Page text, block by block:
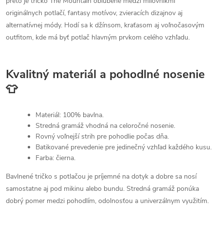
originálnych potlačí, fantasy motívov, zvieracích dizajnov aj
alternatívnej módy. Hodí sa k džínsom, kraťasom aj voľnočasovým
outfitom, kde má byť potlač hlavným prvkom celého vzhľadu.
Kvalitný materiál a pohodlné nosenie
👕
Materiál: 100% bavlna.
Stredná gramáž vhodná na celoročné nosenie.
Rovný voľnejší strih pre pohodlie počas dňa.
Batikované prevedenie pre jedinečný vzhľad každého kusu.
Farba: čierna.
Bavlnené tričko s potlačou je príjemné na dotyk a dobre sa nosí
samostatne aj pod mikinu alebo bundu. Stredná gramáž ponúka
dobrý pomer medzi pohodlím, odolnosťou a univerzálnym využitím.